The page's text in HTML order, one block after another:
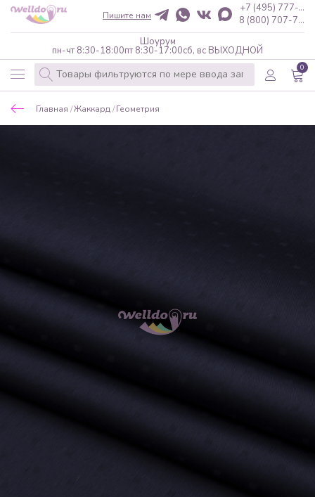
Шоурум
пн-чт 8:30-18:00пт 8:30-17:00сб, вс ВЫХОДНОЙ
+7 (495) 777-...
8 (800) 707-7...
Пишите нам
0
Главная Жаккард Геометрия